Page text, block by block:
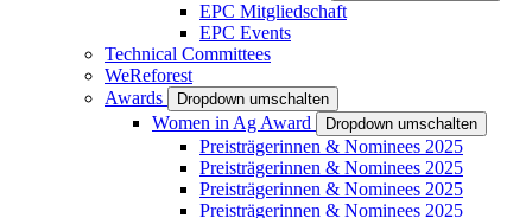
EPC Mitgliedschaft
EPC Events
Technical Committees
WeReforest
Awards
Dropdown umschalten
Women in Ag Award Dropdown umschalten
Preisträgerinnen & Nominees 2025
Preisträgerinnen & Nominees 2025
Preisträgerinnen & Nominees 2025
Preisträgerinnen & Nominees 2025